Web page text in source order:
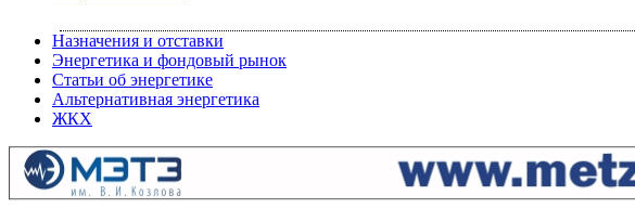
Назначения и отставки
Энергетика и фондовый рынок
Статьи об энергетике
Альтернативная энергетика
ЖКХ